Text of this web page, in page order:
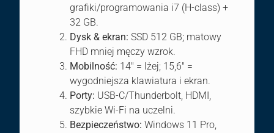
grafiki/programowania i7 (H-class) +
32 GB.
Dysk & ekran: SSD 512 GB; matowy
FHD mniej męczy wzrok.
Mobilność: 14″ = lżej; 15,6″ =
wygodniejsza klawiatura i ekran.
Porty: USB-C/Thunderbolt, HDMI,
szybkie Wi-Fi na uczelni.
Bezpieczeństwo: Windows 11 Pro,